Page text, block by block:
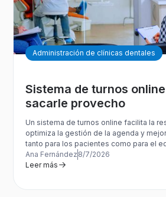
Administración de clínicas dentales
Sistema de turnos
sacarle provecho
Un sistema de turnos online facilita la
optimiza la gestión de la agenda y
tanto para los pacientes como para el
Ana Fernández 8/7/2026
Leer más